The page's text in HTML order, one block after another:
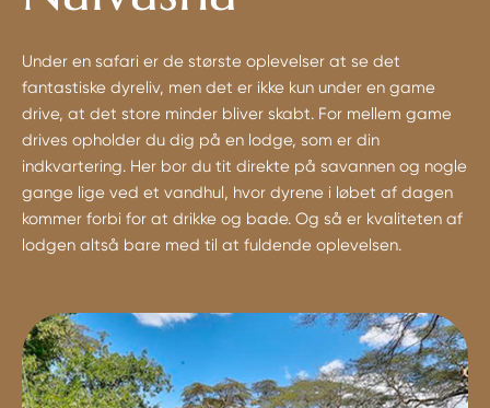
Under en safari er de største oplevelser at se det
fantastiske dyreliv, men det er ikke kun under en game
drive, at det store minder bliver skabt. For mellem game
drives opholder du dig på en lodge, som er din
indkvartering. Her bor du tit direkte på savannen og nogle
gange lige ved et vandhul, hvor dyrene i løbet af dagen
kommer forbi for at drikke og bade. Og så er kvaliteten af
lodgen altså bare med til at fuldende oplevelsen.